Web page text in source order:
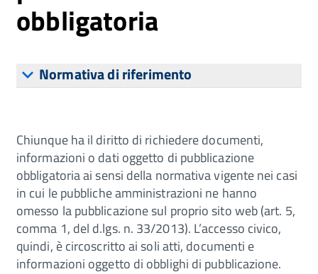
obbligatoria
Normativa di riferimento
Chiunque ha il diritto di richiedere documenti,
informazioni o dati oggetto di pubblicazione
obbligatoria ai sensi della normativa vigente nei casi
in cui le pubbliche amministrazioni ne hanno
omesso la pubblicazione sul proprio sito web (art. 5,
comma 1, del d.lgs. n. 33/2013). L’accesso civico,
quindi, è circoscritto ai soli atti, documenti e
informazioni oggetto di obblighi di pubblicazione.